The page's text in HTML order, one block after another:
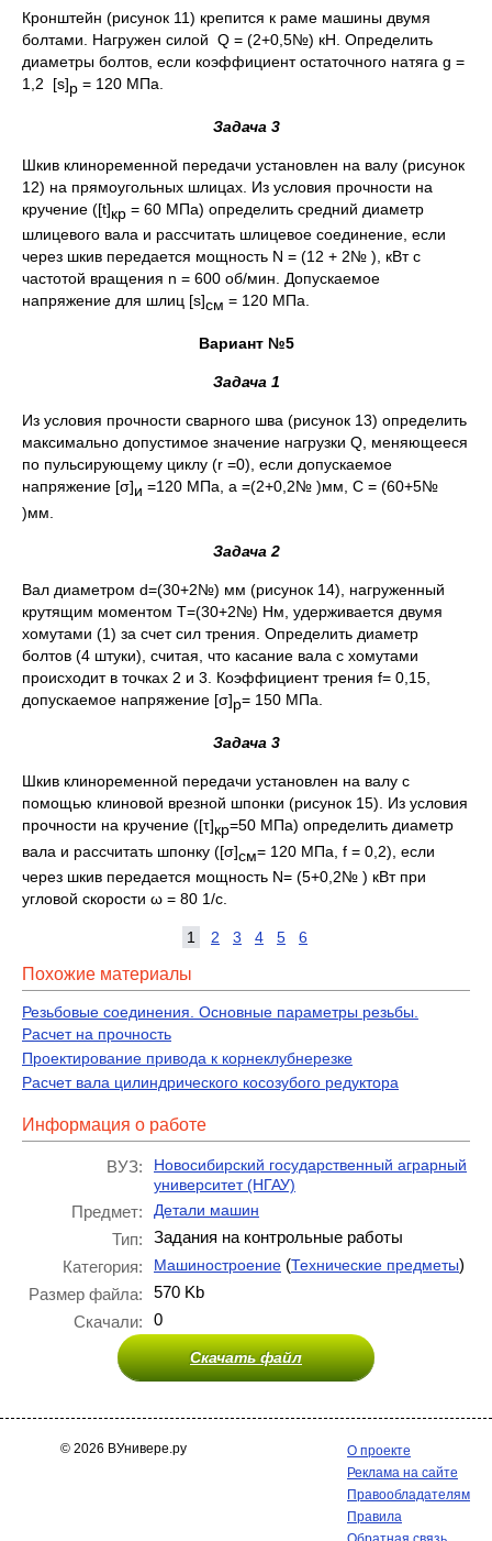
Кронштейн (рисунок 11) крепится к раме машины двумя
болтами. Нагружен силой Q = (2+0,5№) кН. Определить
диаметры болтов, если коэффициент остаточного натяга g =
1,2 [s]р = 120 МПа.
Задача 3
Шкив клиноременной передачи установлен на валу (рисунок
12) на прямоугольных шлицах. Из условия прочности на
кручение ([t]кр = 60 МПа) определить средний диаметр
шлицевого вала и рассчитать шлицевое соединение, если
через шкив передается мощность N = (12 + 2№ ), кВт с
частотой вращения n = 600 об/мин. Допускаемое
напряжение для шлиц [s]см = 120 МПа.
Вариант №5
Задача 1
Из условия прочности сварного шва (рисунок 13) определить
максимально допустимое значение нагрузки Q, меняющееся
по пульсирующему циклу (r =0), если допускаемое
напряжение [σ]и =120 МПа, а =(2+0,2№ )мм, C = (60+5№
)мм.
Задача 2
Вал диаметром d=(30+2№) мм (рисунок 14), нагруженный
крутящим моментом Т=(30+2№) Нм, удерживается двумя
хомутами (1) за счет сил трения. Определить диаметр
болтов (4 штуки), считая, что касание вала с хомутами
происходит в точках 2 и 3. Коэффициент трения f= 0,15,
допускаемое напряжение [σ]р= 150 МПа.
Задача 3
Шкив клиноременной передачи установлен на валу с
помощью клиновой врезной шпонки (рисунок 15). Из условия
прочности на кручение ([τ]кр=50 МПа) определить диаметр
вала и рассчитать шпонку ([σ]см= 120 МПа, f = 0,2), если
через шкив передается мощность N= (5+0,2№ ) кВт при
угловой скорости ω = 80 1/с.
1 2 3 4 5 6
Похожие материалы
Резьбовые соединения. Основные параметры резьбы.
Расчет на прочность
Проектирование привода к корнеклубнерезке
Расчет вала цилиндрического косозубого редуктора
Информация о работе
ВУЗ:
Новосибирский государственный аграрный
университет (НГАУ)
Предмет: Детали машин
Тип:
Задания на контрольные работы
Категория:
Машиностроение (Технические предметы)
Размер файла:
570 Kb
Скачали:
0
Скачать файл
© 2026 ВУнивере.ру
О проекте
Реклама на сайте
Правообладателям
Правила